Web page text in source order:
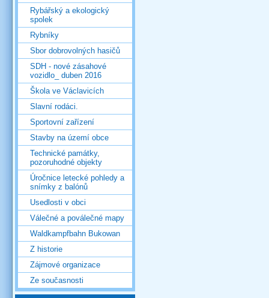
Rybářský a ekologický
spolek
Rybníky
Sbor dobrovolných hasičů
SDH - nové zásahové
vozidlo_ duben 2016
Škola ve Václavicích
Slavní rodáci.
Sportovní zařízení
Stavby na území obce
Technické památky,
pozoruhodné objekty
Úročnice letecké pohledy a
snímky z balónů
Usedlosti v obci
Válečné a poválečné mapy
Waldkampfbahn Bukowan
Z historie
Zájmové organizace
Ze současnosti